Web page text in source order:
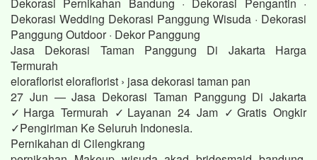
Dekorasi Wedding Dekorasi Panggung Wisuda · Dekorasi
Panggung Outdoor · Dekor Panggung
Jasa Dekorasi Taman Panggung Di Jakarta Harga
Termurah
eloraflorist eloraflorist › jasa dekorasi taman pan
27 Jun — Jasa Dekorasi Taman Panggung Di Jakarta
✓Harga Termurah ✓Layanan 24 Jam ✓Gratis Ongkir
✓Pengiriman Ke Seluruh Indonesia.
Pernikahan di Cilengkrang